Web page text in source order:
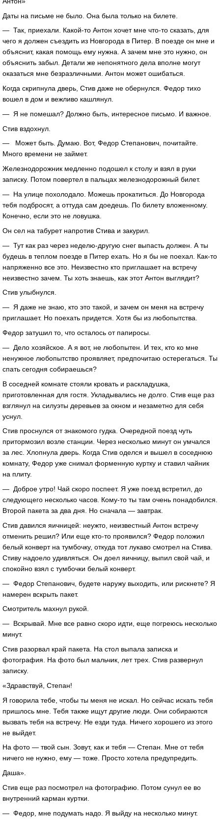
Даты на письме не было. Она была только на билете.
— Так, приехали. Какой-то Антон хочет мне что-то сказать, для
чего я должен съездить из Новгорода в Питер. В поезде он мне и
объяснит, какая помощь ему нужна. А зачем мне это нужно, он
объяснить забыл. Детали же непонятного дела вполне могут
оказаться мне безразличными. Антон может ошибаться.
Когда скрипнула дверь, Стив даже не обернулся. Федор тихо
вошел в дом и вежливо кашлянул.
— Я не помешал? Должно быть, интересное письмо. И важное.
Стив вздохнул.
— Может быть. Думаю. Вот, Федор Степанович, почитайте.
Много времени не займет.
Железнодорожник медленно подошел к столу и взял в руки
записку. Потом повертел в пальцах железнодорожный билет.
— На улице похолодало. Можешь прокатиться. До Новгорода
тебя подбросят, а оттуда сам доедешь. По билету вложенному.
Конечно, если это не ловушка.
Он сел на табурет напротив Стива и закурил.
— Тут как раз через неделю-другую снег выпасть должен. А ты
будешь в теплом поезде в Питер ехать. Но я бы не поехал. Как-то
напряженно все это. Неизвестно кто приглашает на встречу
неизвестно зачем. Ты хоть знаешь, как этот Антон выглядит?
Стив улыбнулся.
— Я даже не знаю, кто это такой, и зачем он меня на встречу
приглашает. Но поехать придется. Хотя бы из любопытства.
Федор затушил то, что осталось от папиросы.
— Дело хозяйское. А я вот, не любопытен. И тех, кто ко мне
ненужное любопытство проявляет, предпочитаю остерегаться. Ты
спать сегодня собираешься?
В соседней комнате стояли кровать и раскладушка,
приготовленная для гостя. Укладывались не долго. Стив еще раз
взглянул на силуэты деревьев за окном и незаметно для себя
уснул.
Стив проснулся от знакомого гудка. Очередной поезд чуть
притормозил возле станции. Через несколько минут он умчался
за лес. Хлопнула дверь. Когда Стив оделся и вышел в соседнюю
комнату, Федор уже снимал форменную куртку и ставил чайник
на плиту.
— Доброе утро! Чай скоро поспеет. Я уже поезд встретил, до
следующего несколько часов. Кому-то ты там очень понадобился.
Второй пакета за два дня. Но сначала — завтрак.
Стив давился яичницей: неужто, неизвестный Антон встречу
отменить решил? Или еще кто-то проявился? Федор положил
белый конверт на тумбочку, откуда тот лукаво смотрел на Стива.
Стиву надоело удивляться. Он доел яичницу, выпил свой чай, и
спокойно взял с тумбочки белый конверт.
— Федор Степанович, будете наружу выходить, или рискнете? Я
намерен вскрыть пакет.
Смотритель махнул рукой.
— Вскрывай. Мне все равно скоро идти, еще погреюсь несколько
минут.
Стив разорвал край пакета. На стол выпала записка и
фотография. На фото был мальчик, лет трех. Стив развернул
записку.
«Здравствуй, Степан!
Я говорила тебе, чтобы ты меня не искал. Но сейчас искать тебя
пришлось мне. Тебя также ищут другие люди. Они собираются
вызвать тебя на встречу. Не езди туда. Ничего хорошего из этого
не выйдет.
На фото — твой сын. Зовут, как и тебя — Степан. Мне от тебя
ничего не нужно, ему — тоже. Просто хотела предупредить.
Даша».
Стив еще раз посмотрел на фотографию. Потом сунул ее во
внутренний карман куртки.
— Федор, мне подумать надо. Я выйду на несколько минут.